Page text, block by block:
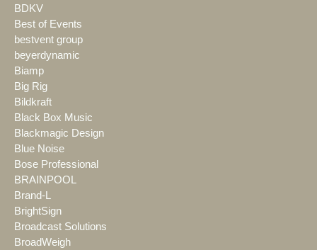
BDKV
Best of Events
bestvent group
beyerdynamic
Biamp
Big Rig
Bildkraft
Black Box Music
Blackmagic Design
Blue Noise
Bose Professional
BRAINPOOL
Brand-L
BrightSign
Broadcast Solutions
BroadWeigh